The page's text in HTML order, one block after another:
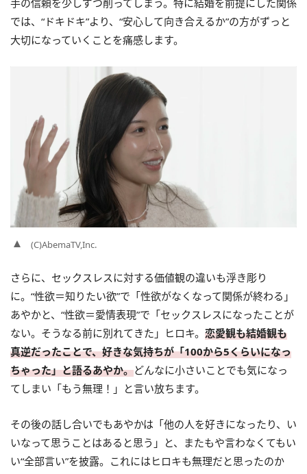
では、“ドキドキ”より、“安心して向き合えるか”の方がずっと
大切になっていくことを痛感します。
(C)AbemaTV,Inc.
さらに、セックスレスに対する価値観の違いも浮き彫り
に。“性欲＝知りたい欲”で「性欲がなくなって関係が終わる」
あやかと、“性欲＝愛情表現”で「セックスレスになったことが
ない。そうなる前に別れてきた」ヒロキ。 恋愛観も結婚観も
真逆だったことで、好きな気持ちが「100から5くらいになっ
ちゃった」と語るあやか。どんなに小さいことでも気になっ
てしまい「もう無理！」と言い放ちます。
その後の話し合いでもあやかは「他の人を好きになったり、い
いなって思うことはあると思う」と、またもや言わなくてもい
い“全部言い”を披露。これにはヒロキも無理だと思ったのか